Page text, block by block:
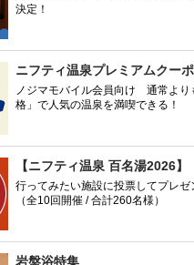
決定！
ニフティ温泉プレミアムクー
ノジマモバイル会員向け 通常より
格」で人気の温泉を満喫できる！
【ニフティ温泉 百名湯2026】
行ってみたい施設に投票してプレゼ
（全10回開催 / 合計260名様）
岩盤浴特集